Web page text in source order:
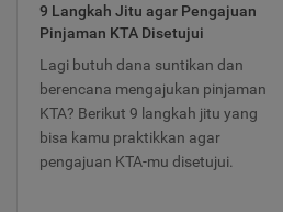
9 Langkah Jitu agar Pengajuan
Pinjaman KTA Disetujui
Lagi butuh dana suntikan dan
berencana mengajukan pinjaman
KTA? Berikut 9 langkah jitu yang
bisa kamu praktikkan agar
pengajuan KTA-mu disetujui.